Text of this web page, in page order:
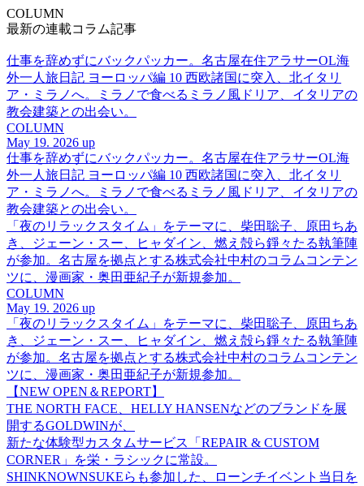
COLUMN
最新の連載コラム記事
仕事を辞めずにバックパッカー。名古屋在住アラサーOL海
外一人旅日記 ヨーロッパ編 10 西欧諸国に突入、北イタリ
ア・ミラノへ。ミラノで食べるミラノ風ドリア、イタリアの
教会建築との出会い。
COLUMN
May 19. 2026 up
仕事を辞めずにバックパッカー。名古屋在住アラサーOL海
外一人旅日記 ヨーロッパ編 10 西欧諸国に突入、北イタリ
ア・ミラノへ。ミラノで食べるミラノ風ドリア、イタリアの
教会建築との出会い。
「夜のリラックスタイム」をテーマに、柴田聡子、原田ちあ
き、ジェーン・スー、ヒャダイン、燃え殻ら錚々たる執筆陣
が参加。名古屋を拠点とする株式会社中村のコラムコンテン
ツに、漫画家・奥田亜紀子が新規参加。
COLUMN
May 19. 2026 up
「夜のリラックスタイム」をテーマに、柴田聡子、原田ちあ
き、ジェーン・スー、ヒャダイン、燃え殻ら錚々たる執筆陣
が参加。名古屋を拠点とする株式会社中村のコラムコンテン
ツに、漫画家・奥田亜紀子が新規参加。
【NEW OPEN＆REPORT】
THE NORTH FACE、HELLY HANSENなどのブランドを展
開するGOLDWINが、
新たな体験型カスタムサービス「REPAIR & CUSTOM
CORNER」を栄・ラシックに常設。
SHINKNOWNSUKEらも参加した、ローンチイベント当日を